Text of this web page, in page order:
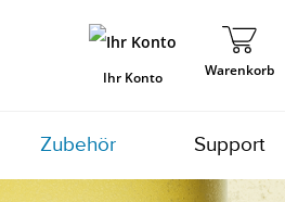
Ihr Konto Warenkorb
Zubehör Support